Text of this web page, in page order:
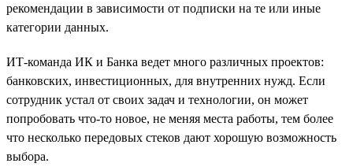
рекомендации в зависимости от подписки на те или иные
категории данных.
ИТ-команда ИК и Банка ведет много различных проектов:
банковских, инвестиционных, для внутренних нужд. Если
сотрудник устал от своих задач и технологии, он может
попробовать что-то новое, не меняя места работы, тем более
что несколько передовых стеков дают хорошую возможность
выбора.